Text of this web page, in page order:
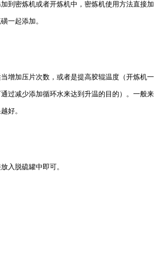
到密炼机或者开炼机中，密炼机使用方法直接加
一起添加。
增加压片次数，或者是提高胶辊温度（开炼机一
过减少添加循环水来达到升温的目的）。一般来
好。
入脱硫罐中即可。